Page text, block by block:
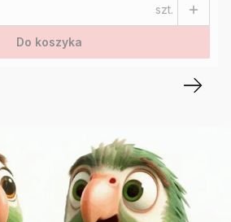
szt.
Do koszyka